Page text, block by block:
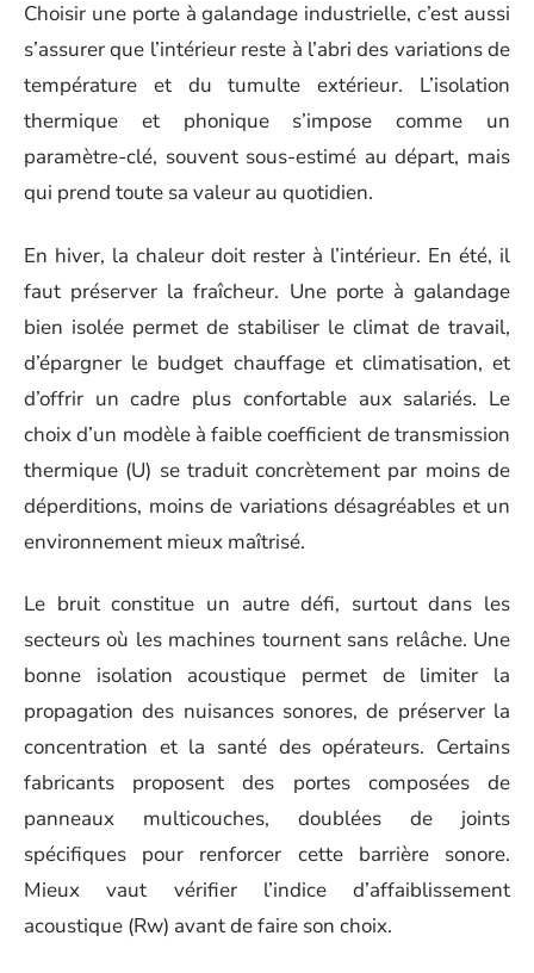
Choisir une porte à galandage industrielle, c’est aussi
s’assurer que l’intérieur reste à l’abri des variations de
température et du tumulte extérieur. L’isolation
thermique et phonique s’impose comme un
paramètre-clé, souvent sous-estimé au départ, mais
qui prend toute sa valeur au quotidien.
En hiver, la chaleur doit rester à l’intérieur. En été, il
faut préserver la fraîcheur. Une porte à galandage
bien isolée permet de stabiliser le climat de travail,
d’épargner le budget chauffage et climatisation, et
d’offrir un cadre plus confortable aux salariés. Le
choix d’un modèle à faible coefficient de transmission
thermique (U) se traduit concrètement par moins de
déperditions, moins de variations désagréables et un
environnement mieux maîtrisé.
Le bruit constitue un autre défi, surtout dans les
secteurs où les machines tournent sans relâche. Une
bonne isolation acoustique permet de limiter la
propagation des nuisances sonores, de préserver la
concentration et la santé des opérateurs. Certains
fabricants proposent des portes composées de
panneaux multicouches, doublées de joints
spécifiques pour renforcer cette barrière sonore.
Mieux vaut vérifier l’indice d’affaiblissement
acoustique (Rw) avant de faire son choix.